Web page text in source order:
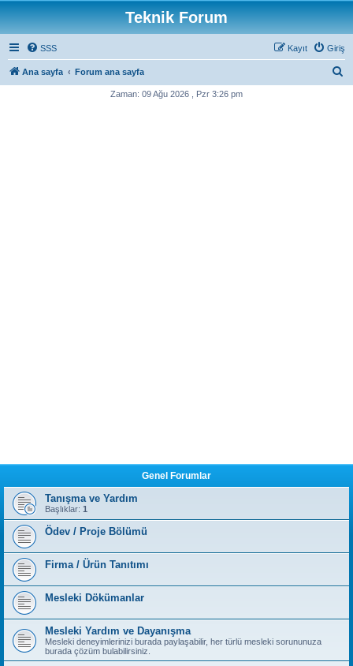
Teknik Forum
SSS Giriş
Kayıt
Ana sayfa Forum ana sayfa
Zaman: 09 Ağu 2026 , Pzr 3:26 pm
Genel Forumlar
Tanışma ve Yardım
Başlıklar: 1
Ödev / Proje Bölümü
Firma / Ürün Tanıtımı
Mesleki Dökümanlar
Mesleki Yardım ve Dayanışma
Mesleki deneyimlerinizi burada paylaşabilir, her türlü mesleki sorununuza
burada çözüm bulabilirsiniz.